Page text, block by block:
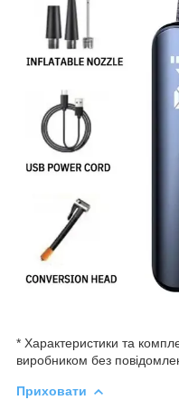
* Характеристики та
виробником без
Приховати